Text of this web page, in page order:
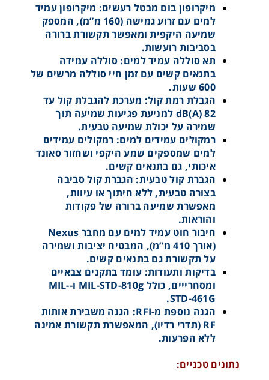
מיקרופון בום מבטל רעשים: מיקרופון עמיד
למים עם זרוע גמישה (160 מ”מ), המספק
שמיעה היקפית ומאפשר תקשורת ברורה
בסביבות רועשות.
תא סוללה עמיד למים: סוללה עמידה
בתנאים קשים עם זמן חיי סוללה מרשים של
600 שעות.
הגבלת רמת קול: מערכת להגבלת קול עד
82 dB(A) למניעת פגיעות שמיעה תוך
שמירה על יכולת שמיעה טבעית.
רמקולים עמידים למים: רמקולים עמידים
למים שמספקים שמע היקפי ושחזור סאונד
איכותי, גם בתנאים קשים.
הגברת קול טבעית: הגברת קול סביבה
בצורה טבעית, ללא חיתוך או עיוות,
מאפשרת שמיעה ברורה של פקודות
והוראות.
חיבור חוט עמיד למים עם מחבר Nexus
(אורך 410 מ”מ), המבטיח יציבות ושמירה
על תקשורת גם בתנאים קשים.
בדיקות ותעודות: עומד בתקנים צבאיים
ומסחרייים, כולל MIL-STD-810g ו-MIL-
STD-461G.
הגנה נוספת מ-RFI: הגנה משבירת אותות
RF (תדרי רדיו), המאפשרת תקשורת אמינה
ללא הפרעות.
נתונים טכניים:
מגן שמיעה עם חיבור למכשיר קשר Left/Right CC